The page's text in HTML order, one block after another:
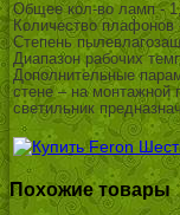
Общее кол-во ламп -
Количество плафонов
Степень
Диапазон рабочих
Дополнительные
стене – на монтажной
светильник
Похожие товары